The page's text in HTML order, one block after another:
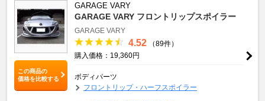
この商品の
価格を比較する
GARAGE VARY
GARAGE VARY フロントリップスポイラー
GARAGE VARY
4.52
（89件）
購入価格：19,360円
ボディパーツ
フロントリップ・ハーフスポイラー